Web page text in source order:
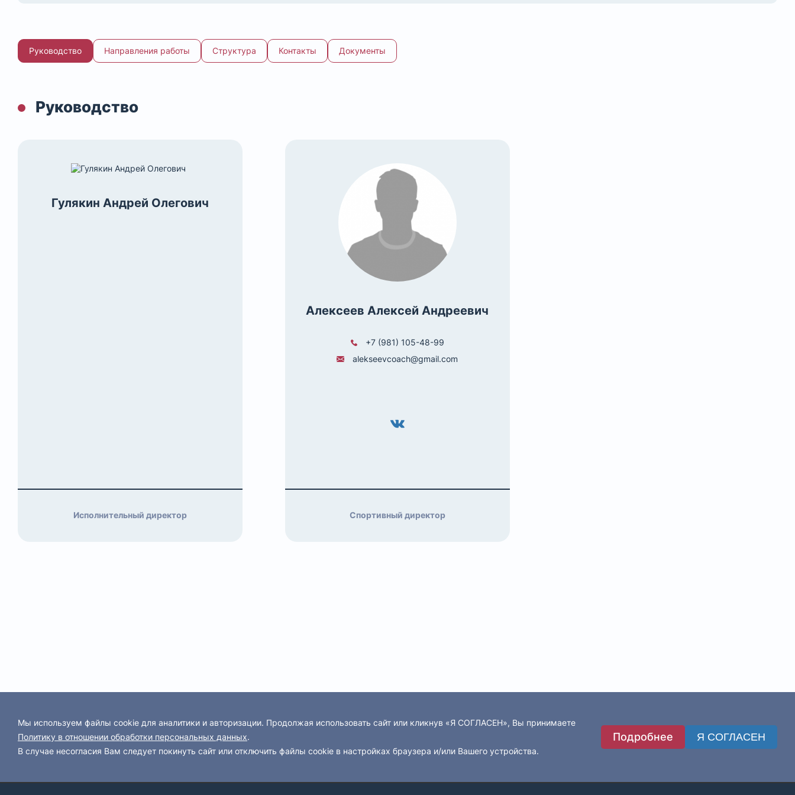
Руководство Направления работы Структура Контакты Документы
Руководство
Гулякин Андрей Олегович
Исполнительный директор
Алексеев Алексей Андреевич
+7 (981) 105-48-99
alekseevcoach@gmail.com
Спортивный директор
Мы используем файлы cookie для аналитики и авторизации. Продолжая использовать сайт или кликнув «Я СОГЛАСЕН», Вы принимаете
Политику в отношении обработки персональных данных.
В случае несогласия Вам следует покинуть сайт или отключить файлы cookie в настройках браузера и/или Вашего устройства.
Подробнее Я СОГЛАСЕН